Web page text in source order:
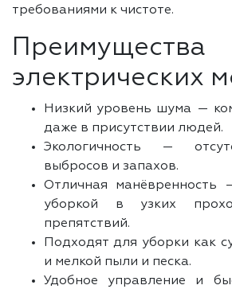
требованиями к чистоте.
Преимущества
электрических
Низкий уровень шума —
даже в присутствии людей.
Экологичность —
выбросов и запахов.
Отличная манёвренность
уборкой в узких
препятствий.
Подходят для уборки как
и мелкой пыли и песка.
Удобное управление и